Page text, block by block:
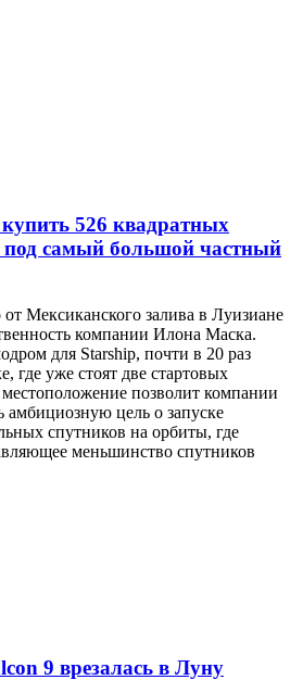
526 квадратных
под самый большой частный
Мексиканского залива в Луизиане
компании Илона Маска.
для Starship, почти в 20 раз
где уже стоят две стартовых
позволит компании
амбициозную цель о запуске
спутников на орбиты, где
меньшинство спутников
9 врезалась в Луну